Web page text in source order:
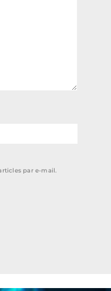
par e-mail.